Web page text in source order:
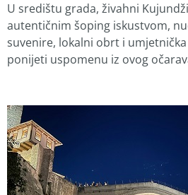
U središtu grada, živahni
autentičnim šoping iskustvom,
suvenire, lokalni obrt i
ponijeti uspomenu iz ovog